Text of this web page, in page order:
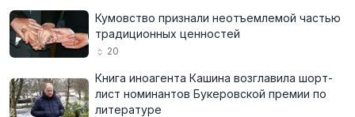
Кумовство признали неотъемлемой частью
традиционных ценностей
20
Книга иноагента Кашина возглавила шорт-
лист номинантов Букеровской премии по
литературе